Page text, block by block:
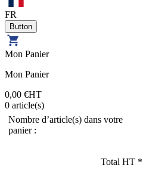
FR
Mon Panier
Mon Panier
0,00 €HT
0 article(s)
Nombre d’article(s) dans votre
panier :
Total HT *